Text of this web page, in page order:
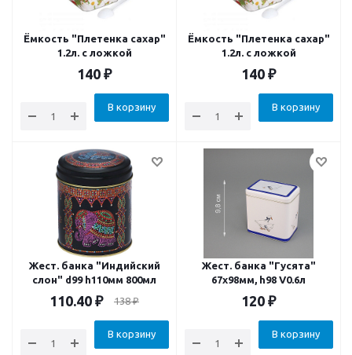
Ёмкость "Плетенка сахар"
1.2л. с ложкой
140 ₽
В корзину
Ёмкость "Плетенка сахар"
1.2л. с ложкой
140 ₽
В корзину
Жест. банка "Индийский
слон" d99 h110мм 800мл
110.40 ₽ 138₽
В корзину
Жест. банка "Гусята"
67х98мм, h98 V0.6л
120 ₽
В корзину